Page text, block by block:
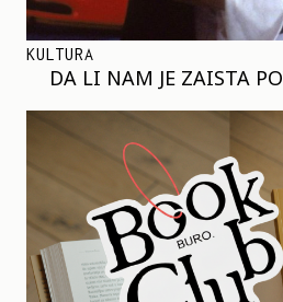
KULTURA
DA LI NAM JE ZAISTA